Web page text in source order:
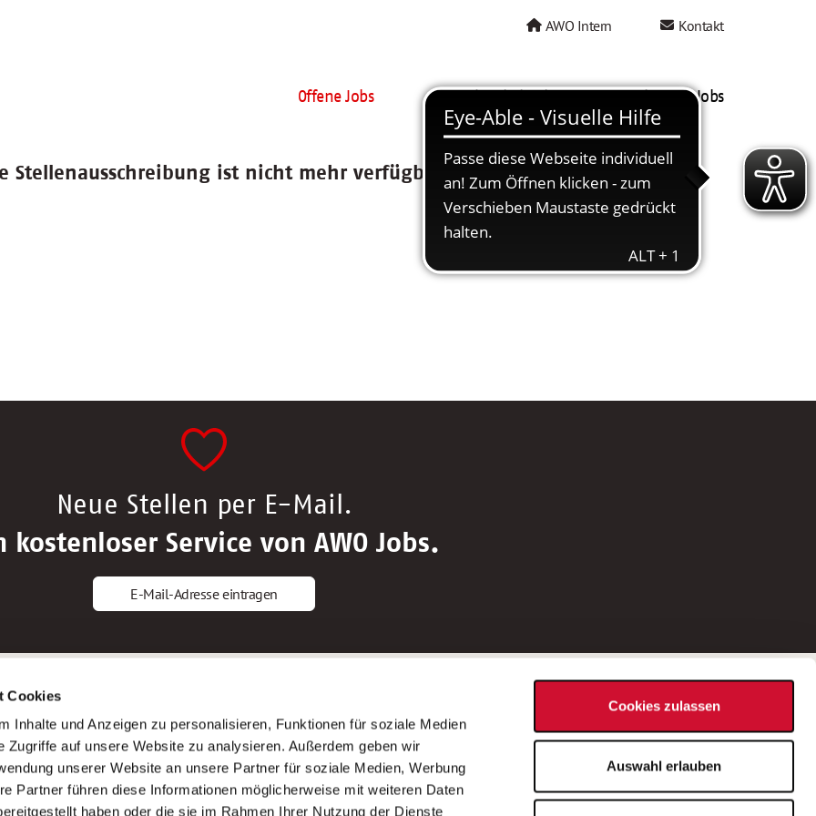
Cookies
Inhalte und Anzeigen zu personalisieren, Funktionen für soziale Medien
Zugriffe auf unsere Website zu analysieren. Außerdem geben wir
unserer Website an unsere Partner für soziale Medien, Werbung
Partner führen diese Informationen möglicherweise mit weiteren Daten
haben oder die sie im Rahmen Ihrer Nutzung der Dienste
Cookies zulassen
Auswahl erlauben
AWO Intern Kontakt
Offene Jobs AWO als Arbeitgeber Mein AWO Jobs
Stellenausschreibung ist nicht mehr verfügbar.
Neue Stellen per E-Mail.
kostenloser Service von AWO Jobs.
E-Mail-Adresse eintragen
Altenpfleger*in
Krankenpfleger*in
Altenpflegehelfer*in
Erzieher*in
AWO Gliederungen nach Bundesland
Stellenangebote nach Bundesländern
Sitemap
Impressum
Datenschutz
Bei Fragen zu einer Stellenausschreibung
wenden Sie sich bitte an die*den in der
Stellenausschreibung genannte*n